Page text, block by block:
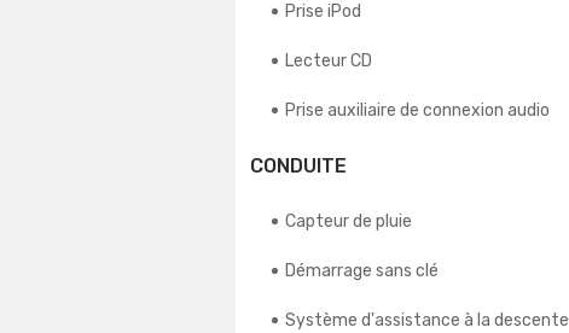
Prise iPod
Lecteur CD
Prise auxiliaire de connexion audio
CONDUITE
Capteur de pluie
Démarrage sans clé
Système d'assistance à la descente